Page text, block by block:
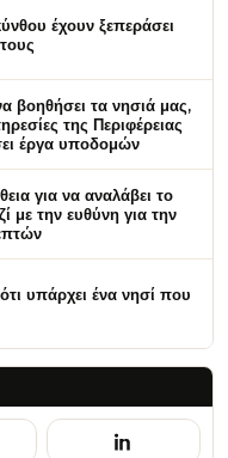
έχουν ξεπεράσει
βοηθήσει τα νησιά μας,
της Περιφέρειας
έργα υποδομών
για να αναλάβει το
με την ευθύνη για την
υπάρχει ένα νησί που